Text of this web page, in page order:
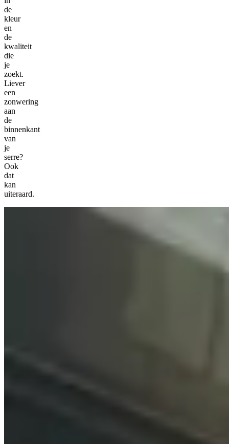
de
kleur
en
de
kwaliteit
die
je
zoekt.
Liever
een
zonwering
aan
de
binnenkant
van
je
serre?
Ook
dat
kan
uiteraard.